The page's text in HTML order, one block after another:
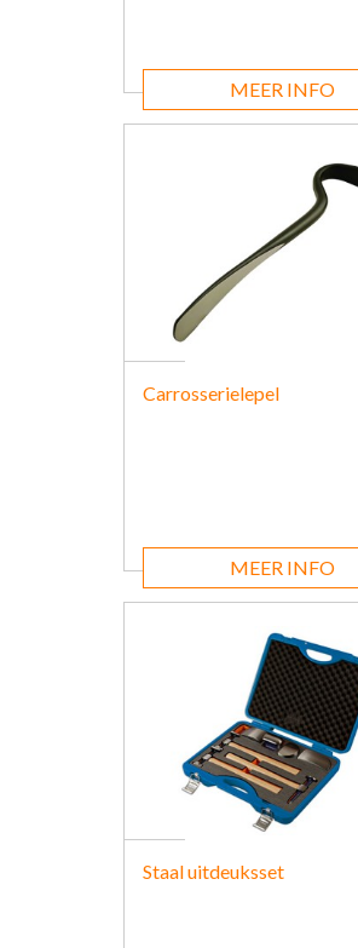
MEER INFO
Carrosserielepel
MEER INFO
Staal uitdeuksset